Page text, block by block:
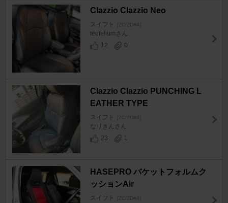
Clazzio Clazzio Neo
スイフト [ZC/ZD#4]
teufeliumさん
12
0
Clazzio Clazzio PUNCHING L
EATHER TYPE
スイフト [ZC/ZD#4]
なりきんさん
23
1
HASEPRO バケットフォルムク
ッションAir
スイフト [ZC/ZD#4]